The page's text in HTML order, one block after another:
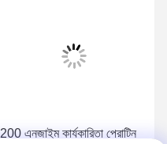
200 এনজাইম কার্যকারিতা প্রোটিন